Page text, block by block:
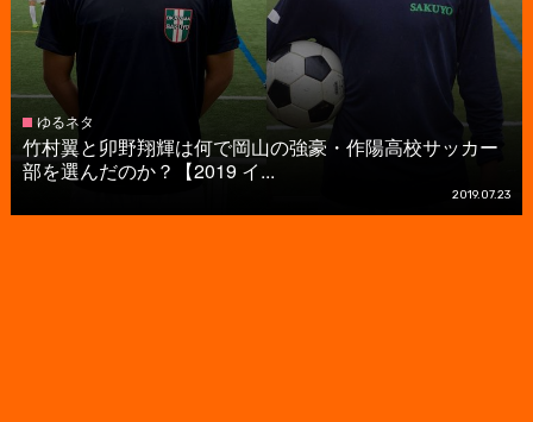
ゆるネタ
竹村翼と卯野翔輝は何で岡山の強豪・作陽高校サッカー
部を選んだのか？【2019 イ...
2019.07.23